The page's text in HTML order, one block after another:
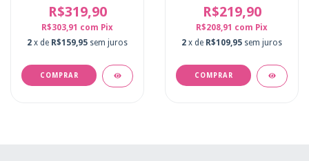
R$319,90
R$303,91 com Pix
2 x de R$159,95 sem juros
R$219,90
R$208,91 com Pix
2 x de R$109,95 sem juros